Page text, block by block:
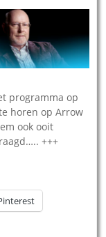
programma op
horen op Arrow
ook ooit
+++